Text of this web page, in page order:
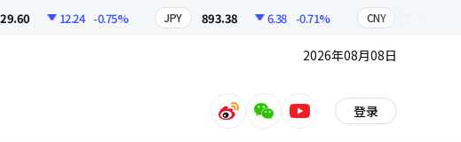
12.24 -0.75% JPY 893.38 6.38 -0.71% CNY
2026年08月08日
weiboweixinyoutube 登录